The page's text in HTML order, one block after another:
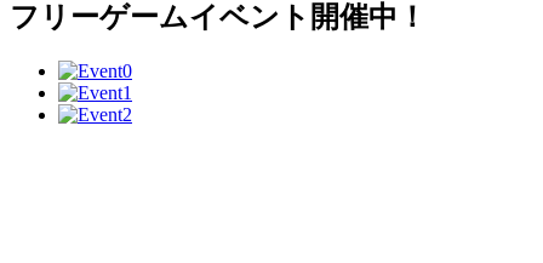
フリーゲームイベント開催中！